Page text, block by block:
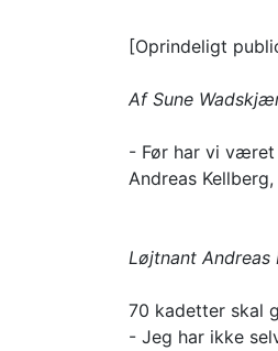
[Oprindeligt
Af Sune
- Før har vi været
Andreas
Løjtnant Andreas
70 kadetter skal
- Jeg har ikke